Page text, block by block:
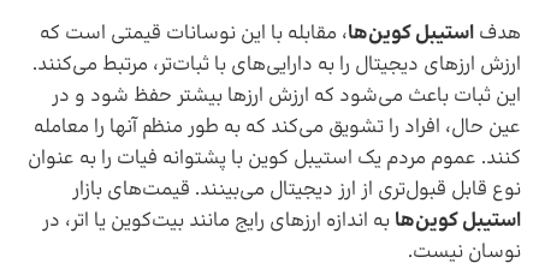
هدف استیبل کوین‌ها، مقابله با این نوسانات قیمتی است که
ارزش ارزهای دیجیتال را به دارایی‌های با ثبات‌تر، مرتبط می‌کنند.
این ثبات باعث می‌شود که ارزش ارزها بیشتر حفظ شود و در
عین حال، افراد را تشویق می‌کند که به طور منظم آنها را معامله
کنند. عموم مردم یک استیبل کوین با پشتوانه فیات را به عنوان
نوع قابل قبول‌تری از ارز دیجیتال می‌بینند. قیمت‌های بازار
استیبل کوین‌ها به اندازه ارزهای رایج مانند بیت‌کوین یا اتر، در
نوسان نیست.